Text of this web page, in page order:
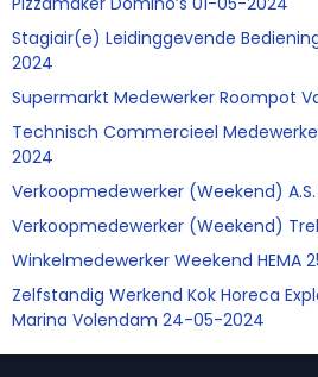
Stagiair(e) Leidinggevende
2024
Supermarkt Medewerker Roompot
Technisch Commercieel
2024
Verkoopmedewerker (Weekend)
Verkoopmedewerker (Weekend)
Winkelmedewerker Weekend HEMA
Zelfstandig Werkend Kok Horeca
Marina Volendam 24-05-2024